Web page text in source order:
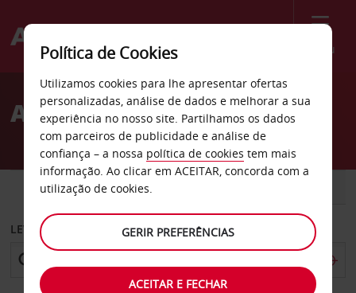
Menu
Welcome
AvisAluguer de carros Melun
CARRO
LEVANTAR EM
Política de Cookies
Utilizamos cookies para lhe apresentar ofertas
personalizadas, análise de dados e melhorar a sua
experiência no nosso site. Partilhamos os dados
com parceiros de publicidade e análise de
confiança – a nossa política de cookies tem mais
informação. Ao clicar em ACEITAR, concorda com a
utilização de cookies.
GERIR PREFERÊNCIAS
ACEITAR E FECHAR